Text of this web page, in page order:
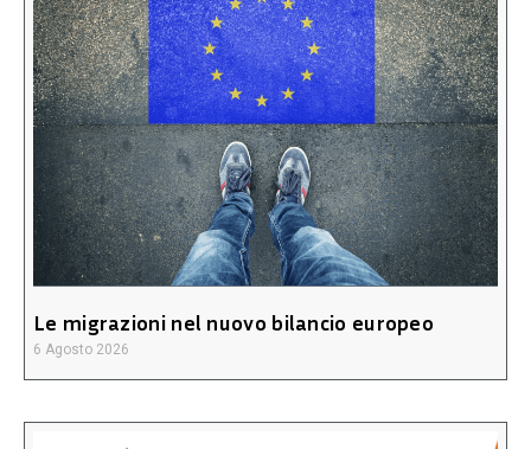
Le migrazioni nel nuovo bilancio europeo
6 Agosto 2026